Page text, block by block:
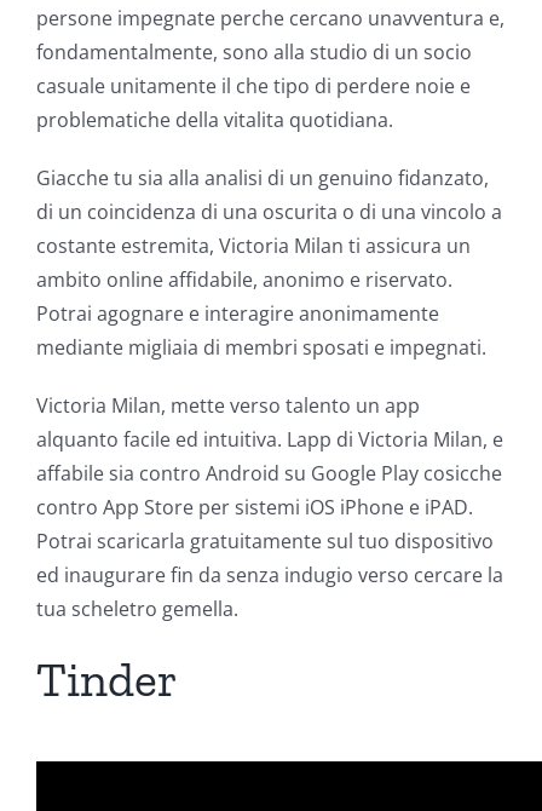
persone impegnate perche cercano unavventura e,
fondamentalmente, sono alla studio di un socio
casuale unitamente il che tipo di perdere noie e
problematiche della vitalita quotidiana.
Giacche tu sia alla analisi di un genuino fidanzato,
di un coincidenza di una oscurita o di una vincolo a
costante estremita, Victoria Milan ti assicura un
ambito online affidabile, anonimo e riservato.
Potrai agognare e interagire anonimamente
mediante migliaia di membri sposati e impegnati.
Victoria Milan, mette verso talento un app
alquanto facile ed intuitiva. Lapp di Victoria Milan, e
affabile sia contro Android su Google Play cosicche
contro App Store per sistemi iOS iPhone e iPAD.
Potrai scaricarla gratuitamente sul tuo dispositivo
ed inaugurare fin da senza indugio verso cercare la
tua scheletro gemella.
Tinder